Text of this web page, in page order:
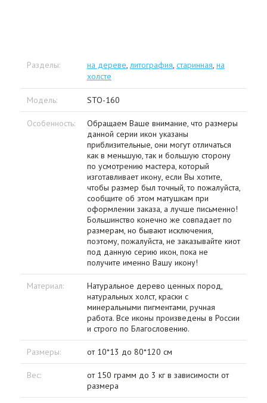
Разделы: на дереве, литография, старинная, на
холсте
Модель: STO-160
Особенность:
Обращаем Ваше внимание, что размеры
данной серии икон указаны
приблизительные, они могут отличаться
как в меньшую, так и большую сторону
по усмотрению мастера, который
изготавливает икону, если Вы хотите,
чтобы размер был точный, то пожалуйста,
сообщите об этом матушкам при
оформлении заказа, а лучше письменно!
Большинство конечно же совпадает по
размерам, но бывают исключения,
поэтому, пожалуйста, не заказывайте киот
под данную серию икон, пока не
получите именно Вашу икону!
Материал:
Натуральное дерево ценных пород,
натуральных холст, краски с
минеральными пигментами, ручная
работа. Все иконы произведены в России
и строго по Благословению.
Размеры: от 10*13 до 80*120 см
Вес:
от 150 грамм до 3 кг в зависимости от
размера